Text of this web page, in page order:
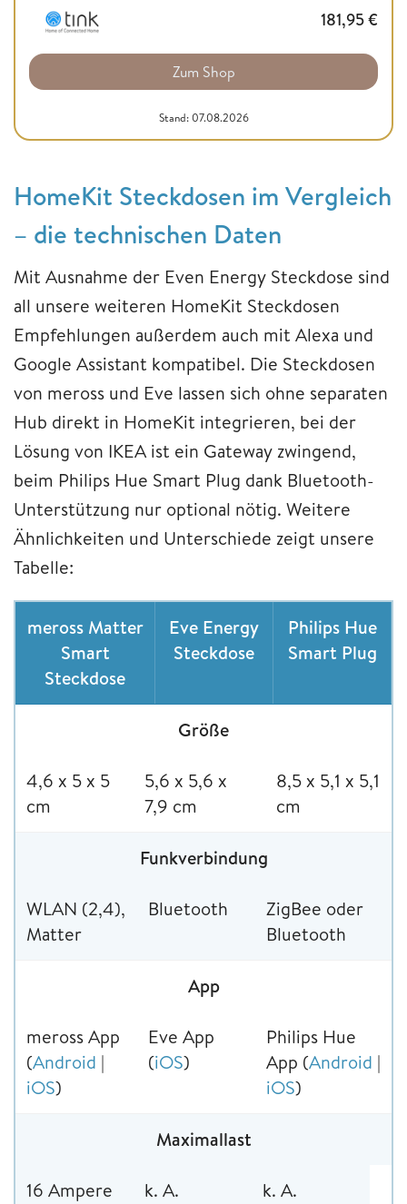
181,95€
Zum Shop
Stand: 07.08.2026
HomeKit Steckdosen im Vergleich
– die technischen Daten
Mit Ausnahme der Even Energy Steckdose sind
all unsere weiteren HomeKit Steckdosen
Empfehlungen außerdem auch mit Alexa und
Google Assistant kompatibel. Die Steckdosen
von meross und Eve lassen sich ohne separaten
Hub direkt in HomeKit integrieren, bei der
Lösung von IKEA ist ein Gateway zwingend,
beim Philips Hue Smart Plug dank Bluetooth-
Unterstützung nur optional nötig. Weitere
Ähnlichkeiten und Unterschiede zeigt unsere
Tabelle:
meross Matter
Smart
Steckdose
Eve Energy
Steckdose
Philips Hue
Smart Plug
Größe
4,6 x 5 x 5
cm
5,6 x 5,6 x
7,9 cm
8,5 x 5,1 x 5,1
cm
Funkverbindung
WLAN (2,4),
Matter
Bluetooth
ZigBee oder
Bluetooth
App
meross App
(Android |
iOS)
Eve App
(iOS)
Philips Hue
App (Android |
iOS)
Maximallast
16 Ampere k. A. k. A.